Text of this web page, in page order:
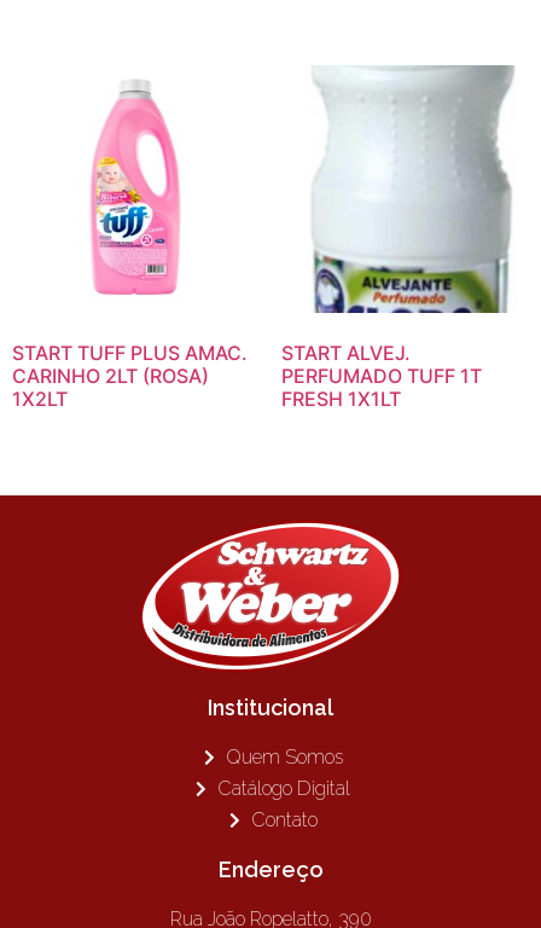
START TUFF PLUS AMAC.
CARINHO 2LT (ROSA)
1X2LT
START ALVEJ.
PERFUMADO TUFF 1T
FRESH 1X1LT
Institucional
Quem Somos
Catálogo Digital
Contato
Endereço
Rua João Ropelatto, 390